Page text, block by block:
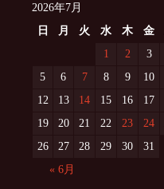
2026年7月
日
月 火 水 木 金
1
2 3
5
6 7 8 9 10
12
13 14 15 16 17
19
20 21 22 23 24
26
27 28 29 30
31
« 6月